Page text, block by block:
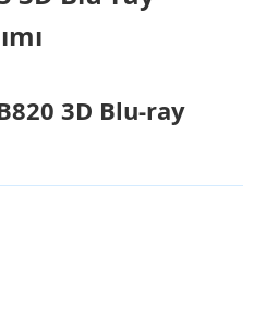
3D Blu-ray